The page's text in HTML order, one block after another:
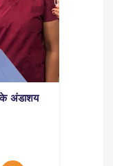
के अंडाशय